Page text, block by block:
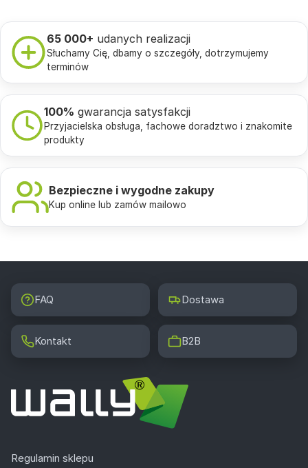
65 000+ udanych realizacji
Słuchamy Cię, dbamy o szczegóły, dotrzymujemy
terminów
100% gwarancja satysfakcji
Przyjacielska obsługa, fachowe doradztwo i znakomite
produkty
Bezpieczne i wygodne zakupy
Kup online lub zamów mailowo
FAQ Dostawa
Kontakt B2B
Regulamin sklepu